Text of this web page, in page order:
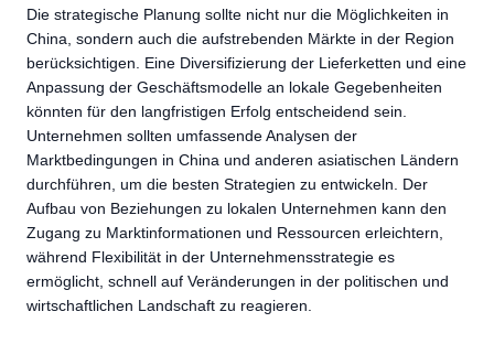
Die strategische Planung sollte nicht nur die Möglichkeiten in
China, sondern auch die aufstrebenden Märkte in der Region
berücksichtigen. Eine Diversifizierung der Lieferketten und eine
Anpassung der Geschäftsmodelle an lokale Gegebenheiten
könnten für den langfristigen Erfolg entscheidend sein.
Unternehmen sollten umfassende Analysen der
Marktbedingungen in China und anderen asiatischen Ländern
durchführen, um die besten Strategien zu entwickeln. Der
Aufbau von Beziehungen zu lokalen Unternehmen kann den
Zugang zu Marktinformationen und Ressourcen erleichtern,
während Flexibilität in der Unternehmensstrategie es
ermöglicht, schnell auf Veränderungen in der politischen und
wirtschaftlichen Landschaft zu reagieren.